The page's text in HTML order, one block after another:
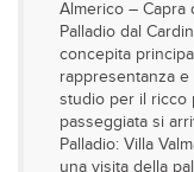
Almerico – Capra
Palladio dal
concepita
rappresentanza
studio per il ricco
passeggiata si
Palladio: Villa
una visita della